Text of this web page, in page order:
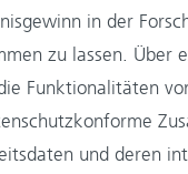
in der
zu lassen. Über
Funktionalitäten
und deren